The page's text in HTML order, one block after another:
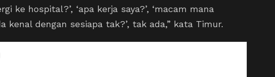
ke hospital?’, ‘apa kerja saya?’, ‘macam mana
kenal dengan sesiapa tak?’, tak ada,” kata Timur.